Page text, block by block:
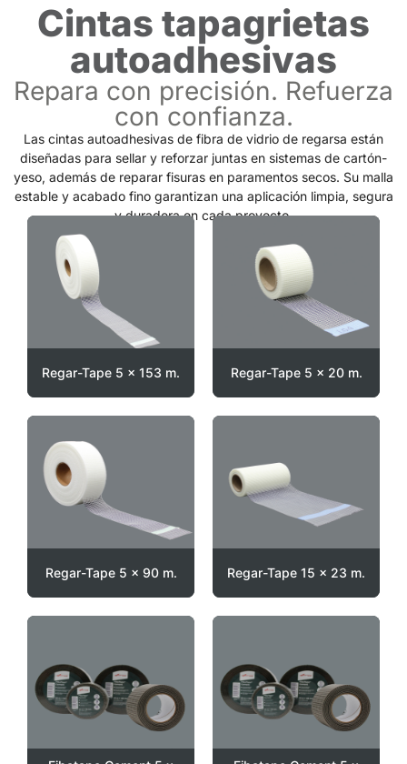
Cintas tapagrietas
autoadhesivas
Repara con precisión. Refuerza
con confianza.
Las cintas autoadhesivas de fibra de vidrio de regarsa están
diseñadas para sellar y reforzar juntas en sistemas de cartón-
yeso, además de reparar fisuras en paramentos secos. Su malla
estable y acabado fino garantizan una aplicación limpia, segura
y duradera en cada proyecto.
Regar-Tape 5 x 153 m. Regar-Tape 5 x 20 m.
Regar-Tape 5 x 90 m. Regar-Tape 15 x 23 m.